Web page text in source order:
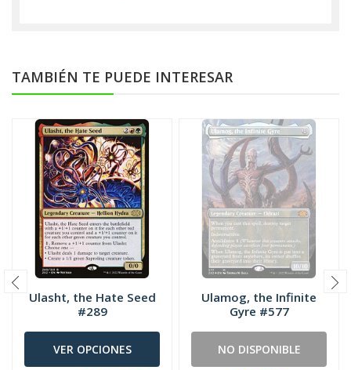
TAMBIÉN TE PUEDE INTERESAR
Ulasht, the Hate Seed
#289
VER OPCIONES
Ulamog, the Infinite
Gyre #577
NO DISPONIBLE